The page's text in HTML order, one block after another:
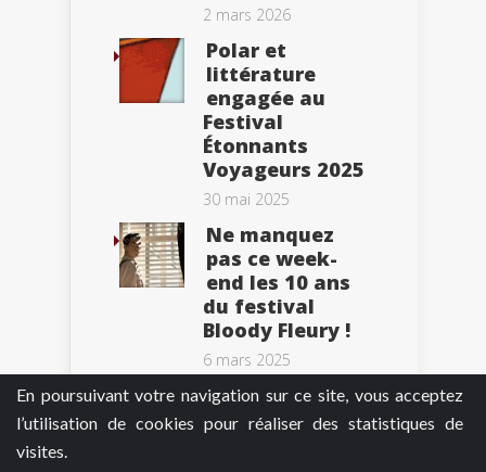
En poursuivant votre navigation sur ce site, vous acceptez
l’utilisation de cookies pour réaliser des statistiques de
visites.
2 mars 2026
Polar et
littérature
engagée au
Festival
Étonnants
Voyageurs 2025
30 mai 2025
Ne manquez
pas ce week-
end les 10 ans
du festival
Bloody Fleury !
6 mars 2025